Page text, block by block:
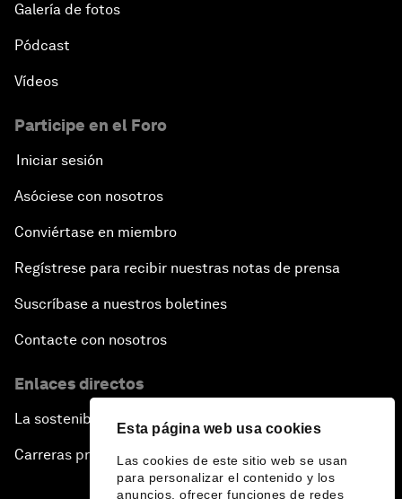
Esta página web usa cookies
Las cookies de este sitio web se usan
para personalizar el contenido y los
anuncios, ofrecer funciones de redes
Galería de fotos
Pódcast
Vídeos
Participe en el Foro
Iniciar sesión
Asóciese con nosotros
Conviértase en miembro
Regístrese para recibir nuestras notas de prensa
Suscríbase a nuestros boletines
Contacte con nosotros
Enlaces directos
La sostenibilidad en el Foro
Carreras profesionales